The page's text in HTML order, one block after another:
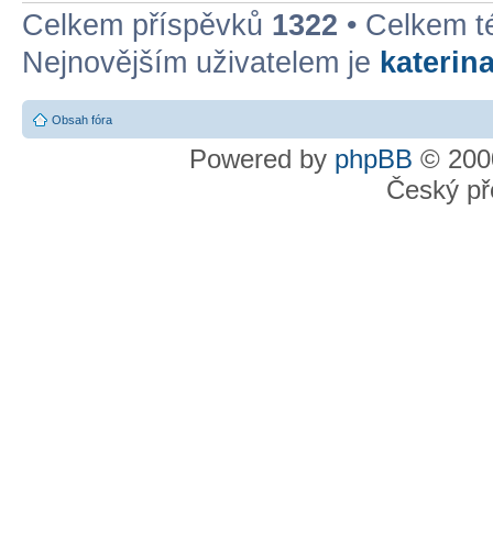
Celkem příspěvků 1322 • Celkem
Nejnovějším uživatelem je
Obsah fóra
Powered by phpBB ©
Český